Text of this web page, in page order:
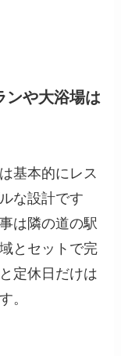
ンや大浴場は
基本的にレス
な設計です
は隣の道の駅
とセットで完
定休日だけは
。